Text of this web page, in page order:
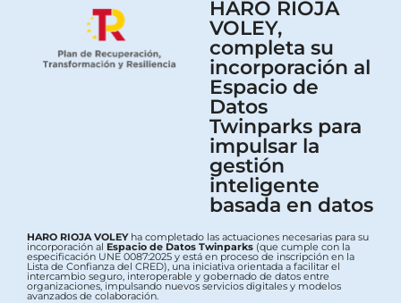
HARO RIOJA
VOLEY,
completa su
incorporación al
Espacio de
Datos
Twinparks para
impulsar la
gestión
inteligente
basada en datos
HARO RIOJA VOLEYha completado las actuaciones necesarias para su
incorporación al Espacio de Datos Twinparks (que cumple con la
especificación UNE 0087:2025 y está en proceso de inscripción en la
Lista de Confianza del CRED), una iniciativa orientada a facilitar el
intercambio seguro, interoperable y gobernado de datos entre
organizaciones, impulsando nuevos servicios digitales y modelos
avanzados de colaboración.